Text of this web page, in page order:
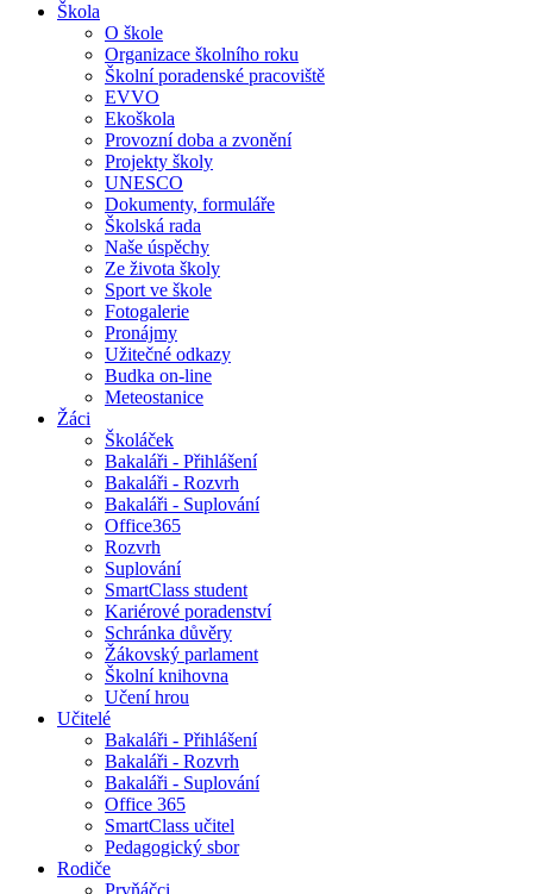
Škola
O škole
Organizace školního roku
Školní poradenské pracoviště
EVVO
Ekoškola
Provozní doba a zvonění
Projekty školy
UNESCO
Dokumenty, formuláře
Školská rada
Naše úspěchy
Ze života školy
Sport ve škole
Fotogalerie
Pronájmy
Užitečné odkazy
Budka on-line
Meteostanice
Žáci
Školáček
Bakaláři - Přihlášení
Bakaláři - Rozvrh
Bakaláři - Suplování
Office365
Rozvrh
Suplování
SmartClass student
Kariérové poradenství
Schránka důvěry
Žákovský parlament
Školní knihovna
Učení hrou
Učitelé
Bakaláři - Přihlášení
Bakaláři - Rozvrh
Bakaláři - Suplování
Office 365
SmartClass učitel
Pedagogický sbor
Rodiče
Prvňáčci